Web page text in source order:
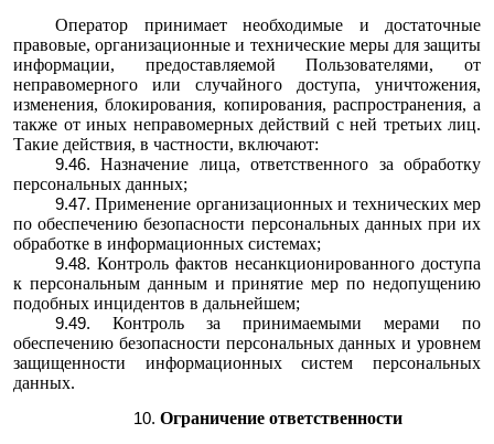
Оператор принимает необходимые и достаточные
правовые, организационные и технические меры для защиты
информации, предоставляемой Пользователями, от
неправомерного или случайного доступа, уничтожения,
изменения, блокирования, копирования, распространения, а
также от иных неправомерных действий с ней третьих лиц.
Такие действия, в частности, включают:
Назначение лица, ответственного за обработку
персональных данных;
Применение организационных и технических мер
по обеспечению безопасности персональных данных при их
обработке в информационных системах;
Контроль фактов несанкционированного доступа
к персональным данным и принятие мер по недопущению
подобных инцидентов в дальнейшем;
Контроль за принимаемыми мерами по
обеспечению безопасности персональных данных и уровнем
защищенности информационных систем персональных
данных.
Ограничение ответственности